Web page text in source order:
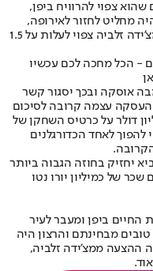
צפוי להרוויח ביפן,
מחליט לחזור לאירופה,
בוודאי ביחס לליגת העל. שכרו של לביא במצ'ידה זלביה צפוי לעלות על 1.5
- הכל מחכה לכם עכשיו
משכרו בגמבה אוסקה ובכך יסגור קשר
העסקה עצמה קרובה לסיכום
דולר על כרטיס השחקן של
נטע לביא צפוי להפוך לאחד הכדורגלנים
יחזיק בחוזה הגבוה ביותר
של כמיליון יורו נטו
החיים ביפן ומעבר לעיר
מבחינתם והרצון היה
ההצעה ממצ'ידה זלביה,